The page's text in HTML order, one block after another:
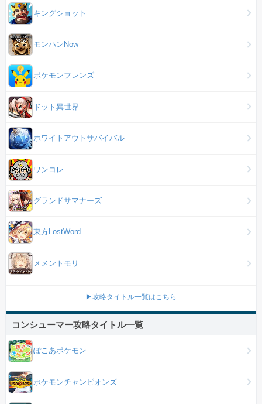
キングショット
モンハンNow
ポケモンフレンズ
ドット異世界
ホワイトアウトサバイバル
ワンコレ
グランドサマナーズ
東方LostWord
メメントモリ
▶攻略タイトル一覧はこちら
コンシューマー攻略タイトル一覧
ぽこあポケモン
ポケモンチャンピオンズ